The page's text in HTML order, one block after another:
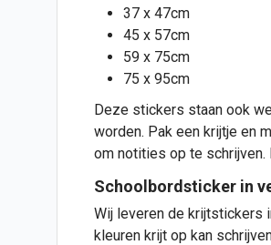
37 x 47cm
45 x 57cm
59 x 75cm
75 x 95cm
Deze stickers staan ook
worden. Pak een krijtje en
om notities op te
Schoolbordsticker in
Wij leveren de krijtstickers
kleuren krijt op kan